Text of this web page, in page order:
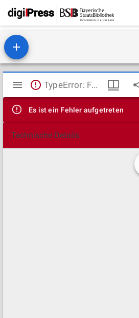
Mirador
Viewer
TypeError: Failed to fetch
Es ist ein Fehler aufgetreten
Technische Details